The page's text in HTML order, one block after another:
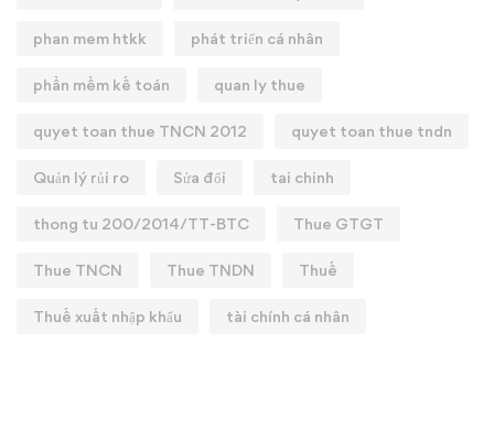
phan mem htkk phát triển cá nhân
phần mềm kế toán quan ly thue
quyet toan thue TNCN 2012 quyet toan thue tndn
Quản lý rủi ro Sửa đổi tai chinh
thong tu 200/2014/TT-BTC Thue GTGT
Thue TNCN Thue TNDN Thuế
Thuế xuất nhập khẩu tài chính cá nhân